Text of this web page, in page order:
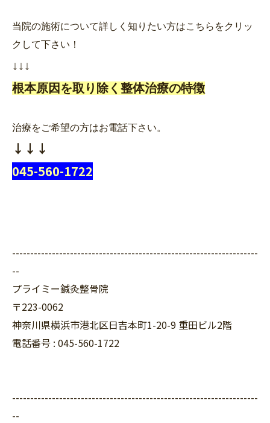
当院の施術について詳しく知りたい方はこちらをクリッ
クして下さい！
↓↓↓
根本原因を取り除く整体治療の特徴
治療をご希望の方はお電話下さい。
↓↓↓
045-560-1722
--------------------------------------------------------------------
--
プライミー鍼灸整骨院
〒223-0062
神奈川県横浜市港北区日吉本町1-20-9 重田ビル2階
電話番号 : 045-560-1722
--------------------------------------------------------------------
--